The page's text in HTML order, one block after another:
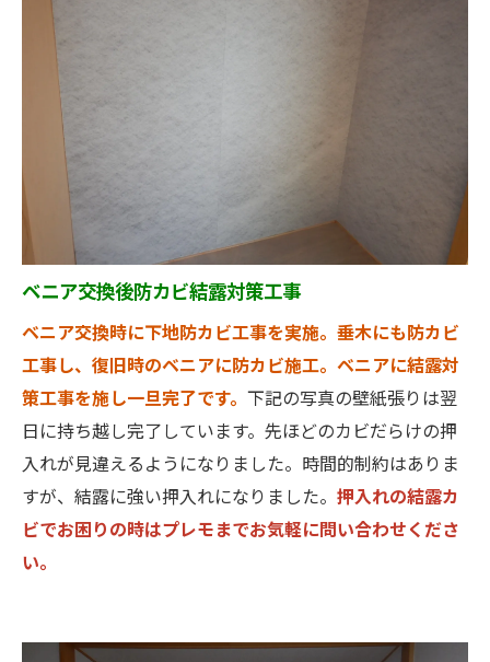
ベニア交換後防カビ結露対策工事
ベニア交換時に下地防カビ工事を実施。垂木にも防カビ
工事し、復旧時のベニアに防カビ施工。ベニアに結露対
策工事を施し一旦完了です。 下記の写真の壁紙張りは翌
日に持ち越し完了しています。先ほどのカビだらけの押
入れが見違えるようになりました。時間的制約はありま
すが、結露に強い押入れになりました。 押入れの結露カ
ビでお困りの時はプレモまでお気軽に問い合わせくださ
い。